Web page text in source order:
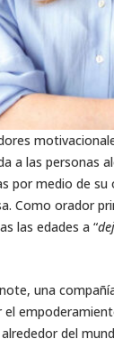
a las personas
por medio de su
Como orador
las edades a “
una
el
del